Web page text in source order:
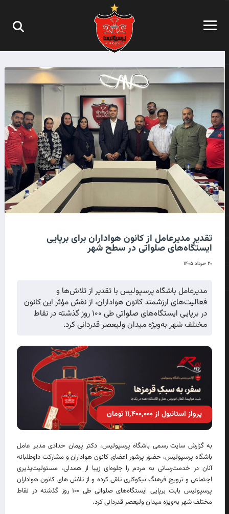
تقدیر مدیرعامل از کانون هواداران برای برپایی
ایستگاه‌های صلواتی در سطح شهر
۲۰ خرداد ۱۴۰۵
مدیرعامل باشگاه پرسپولیس با تقدیر از تلاش‌ها و
فعالیت‌های ارزشمند کانون هواداران، از نقش مؤثر این کانون
در برپایی ایستگاه‌های صلواتی طی ۱۰۰ روز گذشته در نقاط
مختلف شهر به‌ویژه میدان ولیعصر قدردانی کرد.
پرواز استانبول از ۱۱٬۴۰۰٬۰۰۰ تومان
به گزارش سایت رسمی باشگاه پرسپولیس، دکتر پیمان حدادی مدیر عامل
باشگاه پرسپولیس، حضور پرشور اعضای کانون هواداران و مشارکت داوطلبانه
آنان در خدمت‌رسانی به مردم را جلوه‌ای زیبا از همدلی، مسئولیت‌پذیری
اجتماعی و ترویج فرهنگ نیکوکاری تلقی کرده و از تلاش های کانون هواداران
پرسپولیس بابت برپایی ایستگاه‌های صلواتی طی ۱۰۰ روز گذشته در نقاط
مختلف شهر به‌ویژه میدان ولیعصر قدردانی کرد.